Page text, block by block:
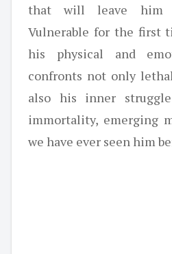
that will leave him
Vulnerable for the first
his physical and
confronts not only
also his inner
immortality, emerging
we have ever seen him